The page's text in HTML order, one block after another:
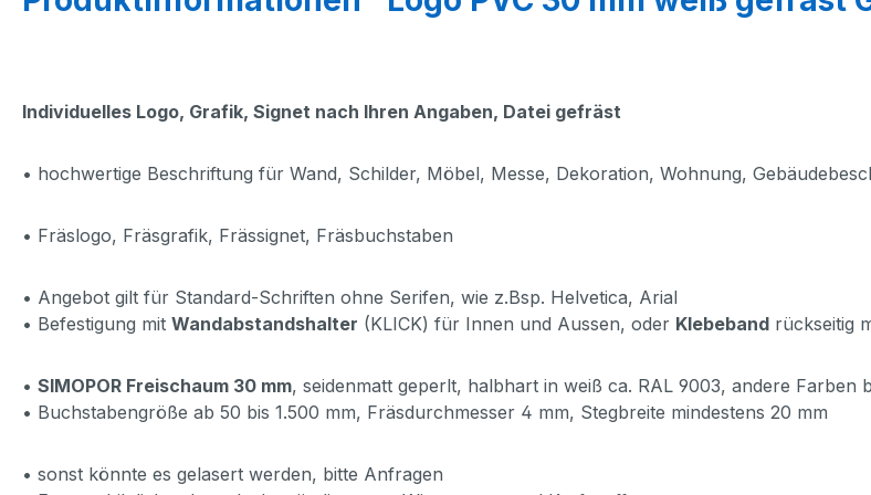
Individuelles Logo, Grafik, Signet nach Ihren Angaben, Datei gefräst
• hochwertige Beschriftung für Wand, Schilder, Möbel, Messe, Dekoration, Wohnung,
• Fräslogo, Fräsgrafik, Frässignet, Fräsbuchstaben
• Angebot gilt für Standard-Schriften ohne Serifen, wie z.Bsp. Helvetica, Arial
• Befestigung mit Wandabstandshalter (KLICK) für Innen und Aussen, oder Klebeband rückseitig
• SIMOPOR Freischaum 30 mm, seidenmatt geperlt, halbhart in weiß ca. RAL 9003, andere Farben
• Buchstabengröße ab 50 bis 1.500 mm, Fräsdurchmesser 4 mm, Stegbreite mindestens 20 mm
• sonst könnte es gelasert werden, bitte Anfragen